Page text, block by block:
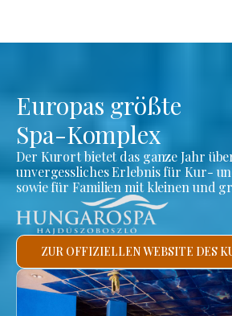
Europas größte
Spa-Komplex
Der Kurort bietet das ganze Jahr
unvergessliches Erlebnis für Kur-
sowie für Familien mit kleinen und
ZUR OFFIZIELLEN WEBSITE DES